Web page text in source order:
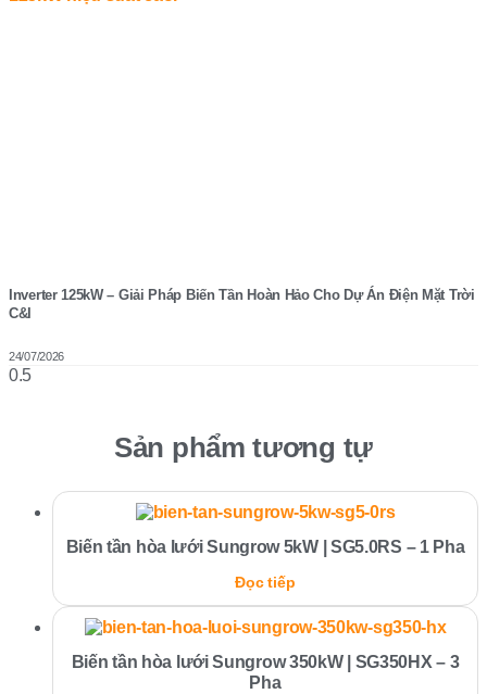
Inverter 125kW – Giải Pháp Biến Tần Hoàn Hảo Cho Dự Án Điện Mặt Trời
C&I
24/07/2026
Sản phẩm tương tự
Biến tần hòa lưới Sungrow 5kW | SG5.0RS – 1 Pha
Đọc tiếp
Biến tần hòa lưới Sungrow 350kW | SG350HX – 3
Pha